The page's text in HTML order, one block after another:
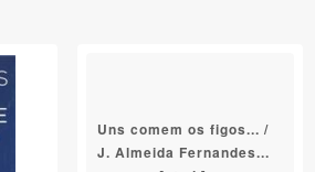
Uns comem os figos... /
J. Almeida Fernandes...